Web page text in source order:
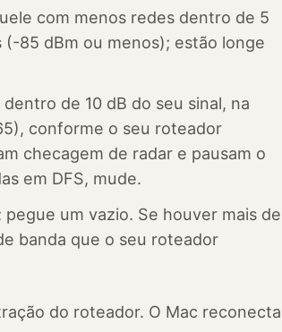
com menos redes dentro de 5
85 dBm ou menos); estão longe
de 10 dB do seu sinal, na
conforme o seu roteador
checagem de radar e pausam o
em DFS, mude.
um vazio. Se houver mais de
banda que o seu roteador
do roteador. O Mac reconecta